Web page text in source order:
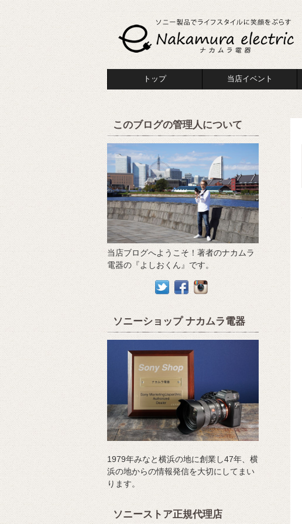
トップ 当店イベント
このブログの管理人について
当店ブログへようこそ！著者のナカムラ
電器の『よしおくん』です。
ソニーショップ ナカムラ電器
1979年みなと横浜の地に創業し47年、横
浜の地からの情報発信を大切にしてまい
ります。
ソニーストア正規代理店